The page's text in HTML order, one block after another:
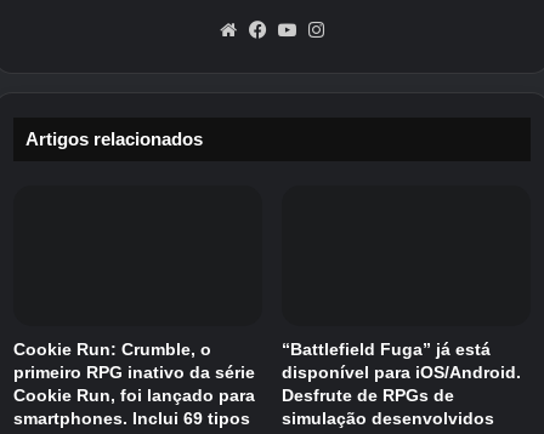
música deles All the Lynch!!! Toda a carne
moída!! é reproduzido durante todo o vídeo. A
mesmo!
WebsiteFacebook
YouTube
Artigos relacionados
Cookie Run: Crumble, o
primeiro RPG inativo da série
Cookie Run, foi lançado para
smartphones. Inclui 69 tipos
“Battlefield Fuga” já está
disponível para iOS/Android.
Desfrute de RPGs de
simulação desenvolvidos